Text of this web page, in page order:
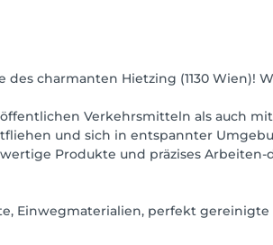
des charmanten Hietzing (1130
Verkehrsmitteln als auch
und sich in entspannter
Produkte und präzises
Einwegmaterialien, perfekt